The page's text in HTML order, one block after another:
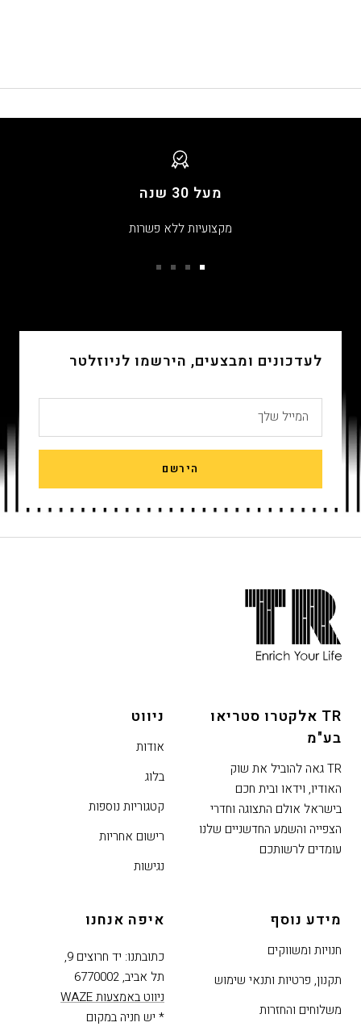
מעל 30 שנה
מקצועיות ללא פשרות
לעדכונים ומבצעים, הירשמו לניוזלטר
המייל שלך
הירשם
האתר,
באפשרותך
ללחוץ
לדלג
לאזור
הבא
TR אלקטרו סטריאו
בע"מ
TR גאה להוביל את שוק
האודיו, וידאו ובית חכם
בישראל אולם התצוגה וחדרי
הצפייה והשמע החדשניים שלנו
עומדים לרשותכם
ניווט
אודות
בלוג
קטגוריות נוספות
רישום אחריות
נגישות
מידע נוסף
חנויות ומשווקים
תקנון, פרטיות ותנאי שימוש
משלוחים והחזרות
איפה אנחנו
כתובתנו: יד חרוצים 9,
תל אביב, 6770002
ניווט באמצעות WAZE
* יש חניה במקום